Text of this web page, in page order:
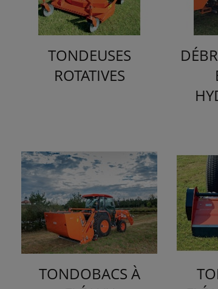
TONDEUSES
ROTATIVES
TONDOBACS À